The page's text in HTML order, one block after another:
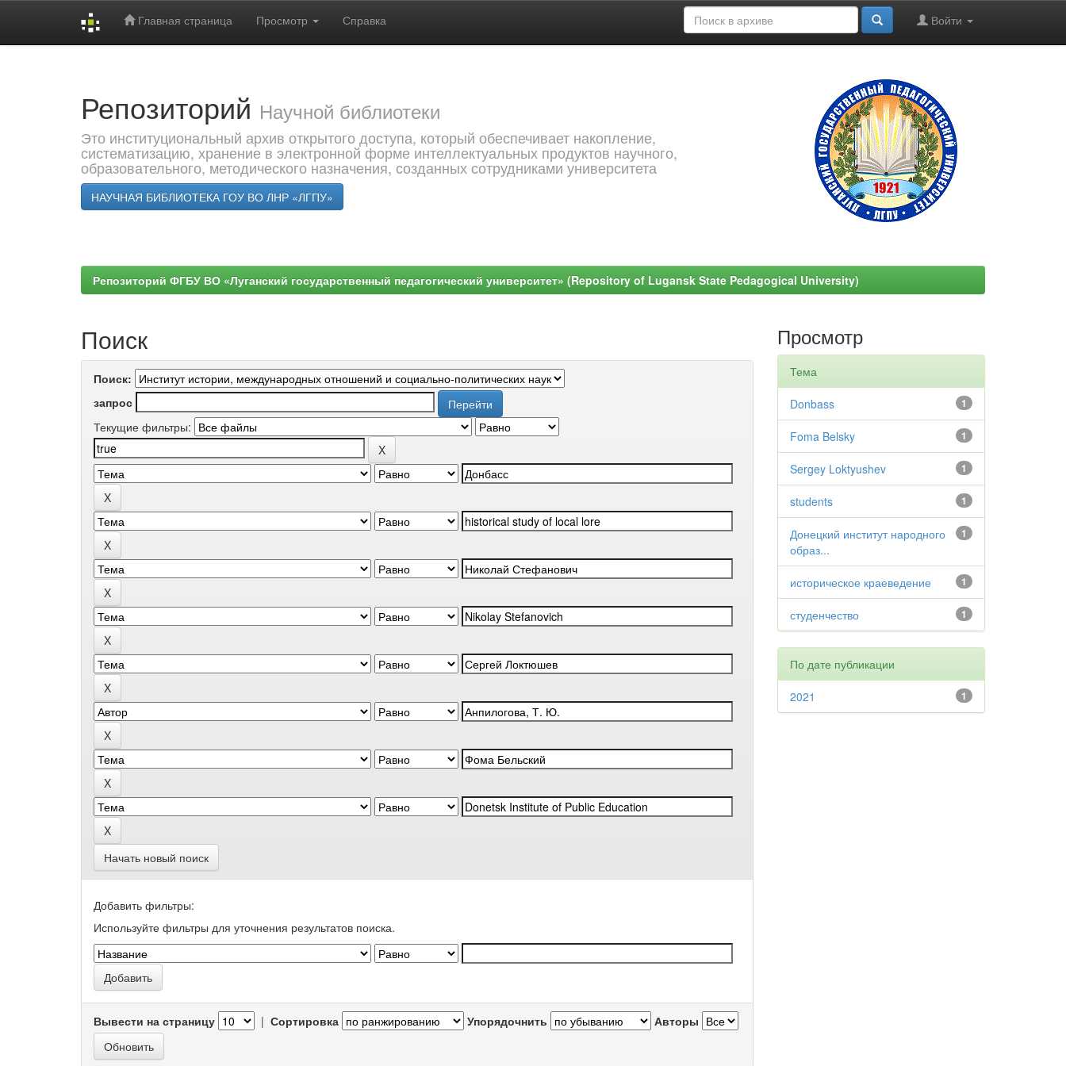
Главная страница Просмотр Справка Войти
Репозиторий Научной библиотеки
Это институциональный архив открытого доступа, который обеспечивает накопление,
систематизацию, хранение в электронной форме интеллектуальных продуктов научного,
образовательного, методического назначения, созданных сотрудниками университета
НАУЧНАЯ БИБЛИОТЕКА ГОУ ВО ЛНР «ЛГПУ»
Репозиторий ФГБУ ВО «Луганский государственный педагогический университет» (Repository of Lugansk State Pedagogical University)
Поиск
Поиск:
запрос
Текущие фильтры:
Начать новый поиск
Добавить фильтры:
Используйте фильтры для уточнения результатов поиска.
Вывести на страницу | Сортировка Упорядочнить Авторы
Просмотр
Тема
1
Donbass
1
Foma Belsky
1
Sergey Loktyushev
1
students
1
Донецкий институт народного
образ...
1
историческое краеведение
1
студенчество
По дате публикации
1
2021